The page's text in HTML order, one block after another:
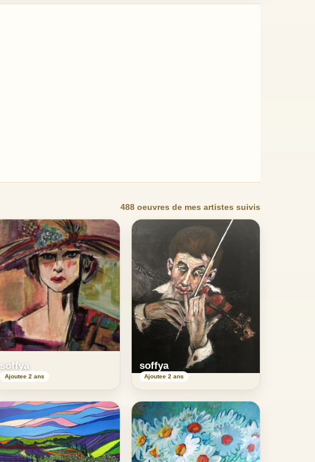
488 oeuvres de mes artistes suivis
soffya
Ajoutee 2 ans
soffya
Ajoutee 2 ans